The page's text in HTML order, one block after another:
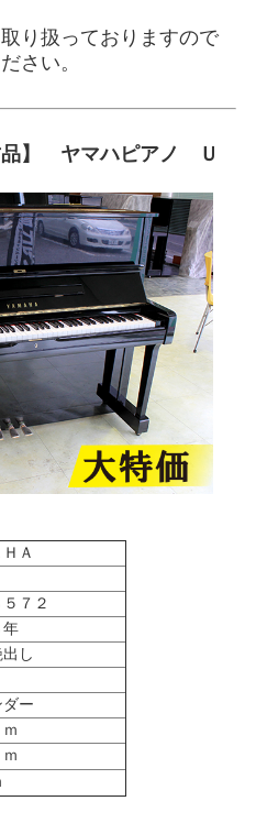
り扱っておりますので
さい。
品】 ヤマハピアノ Ｕ
Ａ
７２
年
し
ー